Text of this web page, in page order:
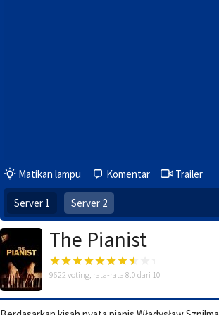
Matikan lampu Komentar Trailer
Server 1 Server 2
The Pianist
9622 voting, rata-rata 8.0 dari 10